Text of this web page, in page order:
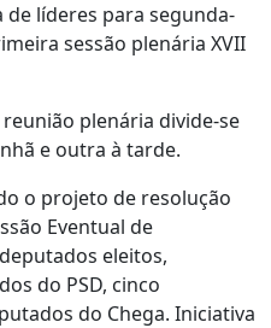
líderes para segunda-
sessão plenária XVII
plenária divide-se
e outra à tarde.
o projeto de resolução
Eventual de
eleitos,
do PSD, cinco
do Chega. Iniciativa